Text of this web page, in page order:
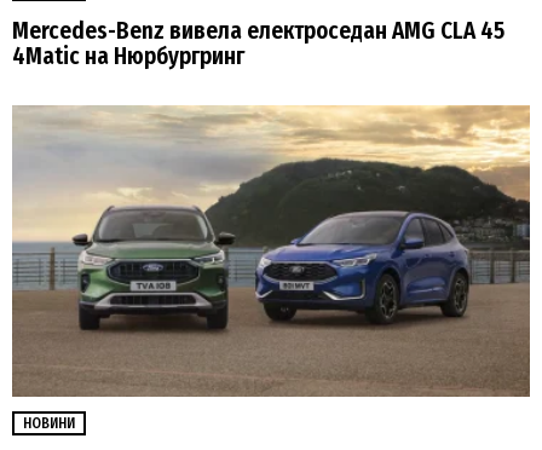
Mercedes-Benz вивела електроседан AMG CLA 45
4Matic на Нюрбургринг
НОВИНИ